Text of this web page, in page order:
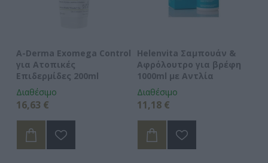
A-Derma Exomega Control
για Ατοπικές
Επιδερμίδες 200ml
Διαθέσιμο
16,63 €
Helenvita Σαμπουάν &
Αφρόλουτρο για βρέφη
1000ml με Αντλία
Διαθέσιμο
11,18 €